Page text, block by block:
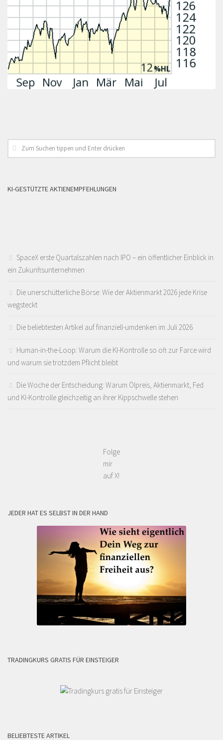
KI-GESTÜTZTE AKTIENEMPFEHLUNGEN
SpaceX erste Quartalszahlen nach IPO – ein öffentlicher Einblick in
ein Zukunftsunternehmen
Die unerschütterliche Börse: Wie der Aktienmarkt 2026 jede Krise
wegsteckt
Die beliebtesten Artikel auf finanziell-umdenken im Juli 2026
Human-in-the-Loop: Warum die KI-Kontrolle so oft zur Farce wird
und warum sie trotzdem Pflicht bleibt
Die Woche der Entscheidung: Warum Ölpreis, Aktienmarkt, Fed
und KI-Kontrolle gleichzeitig an ihrer Kippschwelle stehen
Folge
mir
auf X!
JEDER HAT ES SELBST IN DER HAND
TRADINGKURS GRATIS FÜR EINSTEIGER
BELIEBTESTE ARTIKEL